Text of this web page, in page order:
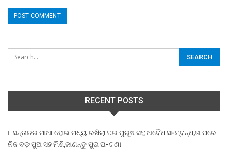
RECENT POSTS
୮ ସନ୍ତାନର ମାଆ ହୋଇ ମଧ୍ୟ ରଖିଲା ପର ପୁରୁଷ ସହ ଅବୈଧ ସ-ମ୍ବନ୍ଧ,ତା ପରେ
ନିଜ ବଡ଼ ପୁଅ ସହ ମିଶି,ଜାଣନ୍ତୁ ପୁରା ଘ-ଟଣା